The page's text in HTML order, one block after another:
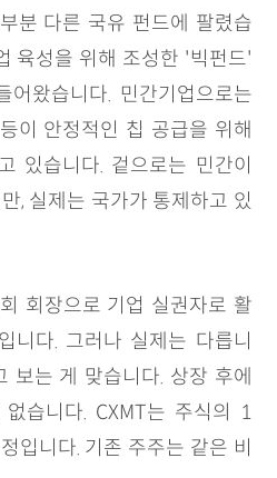
분 다른 국유 펀드에 팔렸습
육성을 위해 조성한 '빅펀드'
왔습니다. 민간기업으로는
이 안정적인 칩 공급을 위해
있습니다. 겉으로는 민간이
, 실제는 국가가 통제하고 있
회장으로 기업 실권자로 활
니다. 그러나 실제는 다릅니
보는 게 맞습니다. 상장 후에
습니다. CXMT는 주식의 1
입니다. 기존 주주는 같은 비